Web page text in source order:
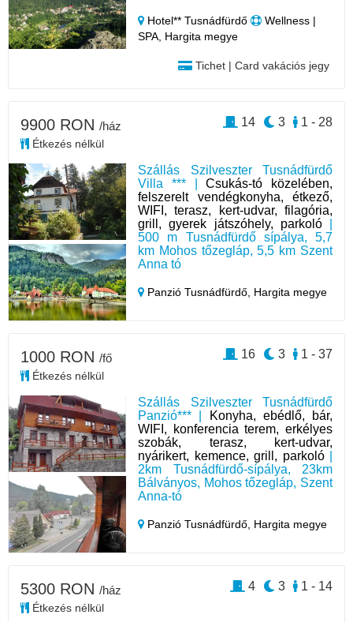
Hotel** Tusnádfürdő
Wellness |
SPA, Hargita megye
Tichet | Card vakációs jegy
Szállás Szilveszter Tusnádfürdő
Villa *** |Csukás-tó közelében,
felszerelt vendégkonyha, étkező,
WIFI, terasz, kert-udvar, filagória,
grill, gyerek játszóhely, parkoló|
500 m Tusnádfürdő sípálya, 5,7
km Mohos tőzegláp, 5,5 km Szent
Anna tó
Panzió Tusnádfürdő, Hargita megye
9900 RON /ház
Étkezés nélkül
1 - 28
3
14
Szállás Szilveszter Tusnádfürdő
Panzió*** |
Konyha, ebédlő, bár,
WIFI, konferencia terem, erkélyes
szobák, terasz, kert-udvar,
nyárikert, kemence, grill, parkoló|
2km Tusnádfürdő-sípálya, 23km
Bálványos, Mohos tőzegláp, Szent
Anna-tó
Panzió Tusnádfürdő, Hargita megye
1000 RON /fő
Étkezés nélkül
1 - 37
3
16
5300 RON /ház
Étkezés nélkül
1 - 14
3
4